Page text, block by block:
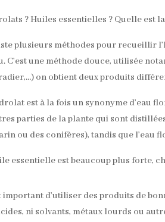
? Huiles essentielles ? Quelle est
plusieurs méthodes pour recueillir
C’est une méthode douce, utilisée
on obtient deux produits
est à la fois un synonyme d’eau
parties de la plante qui sont
ou des conifères), tandis que l’eau
essentielle est beaucoup plus forte,
important d’utiliser des produits de
ni solvants, métaux lourds ou